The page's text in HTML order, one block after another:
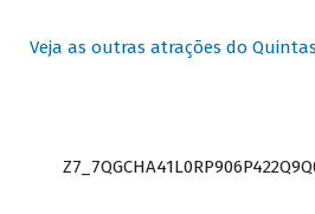
Veja as outras atrações do